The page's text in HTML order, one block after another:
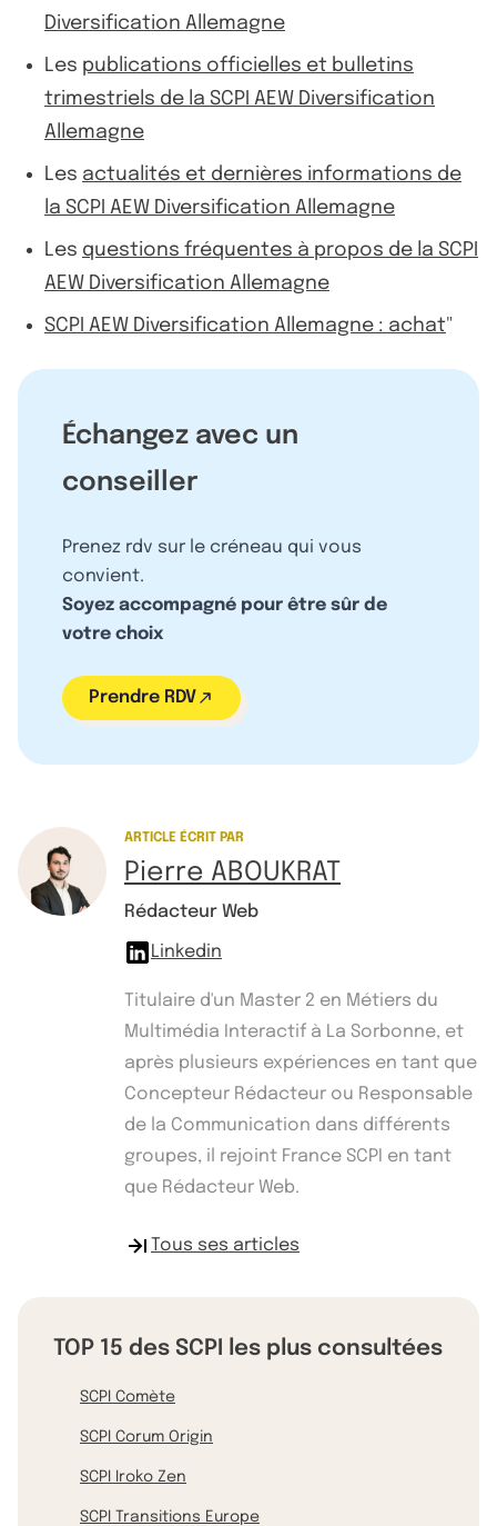
Diversification Allemagne
Les publications officielles et bulletins
trimestriels de la SCPI AEW Diversification
Allemagne
Les actualités et dernières informations de
la SCPI AEW Diversification Allemagne
Les questions fréquentes à propos de la SCPI
AEW Diversification Allemagne
SCPI AEW Diversification Allemagne : achat"
Échangez avec un
conseiller
Prenez rdv sur le créneau qui vous
convient.
Soyez accompagné pour être sûr de
votre choix
Prendre RDV
ARTICLE ÉCRIT PAR
Pierre ABOUKRAT
Rédacteur Web
Linkedin
Titulaire d'un Master 2 en Métiers du
Multimédia Interactif à La Sorbonne, et
après plusieurs expériences en tant que
Concepteur Rédacteur ou Responsable
de la Communication dans différents
groupes, il rejoint France SCPI en tant
que Rédacteur Web.
Tous ses articles
TOP 15 des SCPI les plus consultées
SCPI Comète
SCPI Corum Origin
SCPI Iroko Zen
SCPI Transitions Europe